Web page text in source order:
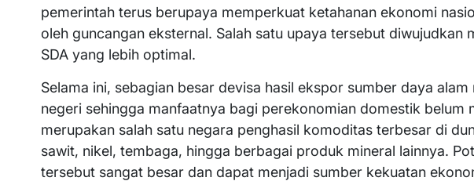
pemerintah terus berupaya memperkuat ketahanan ekonomi
oleh guncangan eksternal. Salah satu upaya tersebut diwujudkan
SDA yang lebih optimal.
Selama ini, sebagian besar devisa hasil ekspor sumber daya
negeri sehingga manfaatnya bagi perekonomian domestik belum
merupakan salah satu negara penghasil komoditas terbesar di
sawit, nikel, tembaga, hingga berbagai produk mineral lainnya.
tersebut sangat besar dan dapat menjadi sumber kekuatan